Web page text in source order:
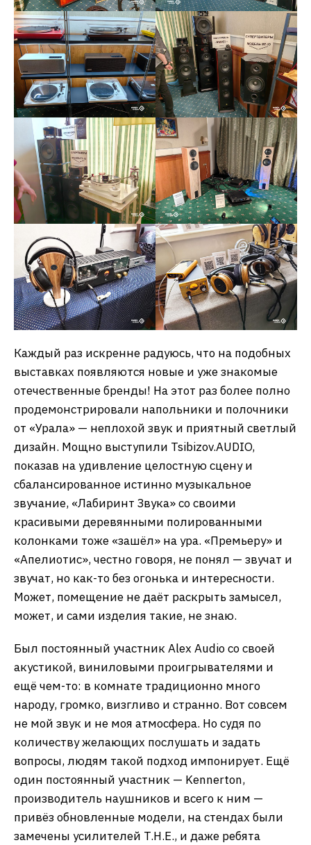
Каждый раз искренне радуюсь, что на подобных
выставках появляются новые и уже знакомые
отечественные бренды! На этот раз более полно
продемонстрировали напольники и полочники
от «Урала» — неплохой звук и приятный светлый
дизайн. Мощно выступили Tsibizov.AUDIO,
показав на удивление целостную сцену и
сбалансированное истинно музыкальное
звучание, «Лабиринт Звука» со своими
красивыми деревянными полированными
колонками тоже «зашёл» на ура. «Премьеру» и
«Апелиотис», честно говоря, не понял — звучат и
звучат, но как-то без огонька и интересности.
Может, помещение не даёт раскрыть замысел,
может, и сами изделия такие, не знаю.
Был постоянный участник Alex Audio со своей
акустикой, виниловыми проигрывателями и
ещё чем-то: в комнате традиционно много
народу, громко, визгливо и странно. Вот совсем
не мой звук и не моя атмосфера. Но судя по
количеству желающих послушать и задать
вопросы, людям такой подход импонирует. Ещё
один постоянный участник — Kennerton,
производитель наушников и всего к ним —
привёз обновленные модели, на стендах были
замечены усилителей T.H.E., и даже ребята